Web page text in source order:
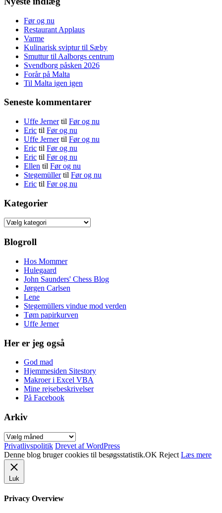
Før og nu
Restaurant Applaus
Varme
Kulinarisk sviptur til Sæby
Smuttur til Aalborgs centrum
Svendborg påsken 2026
Forår på Malta
Til Malta igen igen
Seneste kommentarer
Uffe Jernertil Før og nu
Eric til Før og nu
Uffe Jernertil Før og nu
Eric til Før og nu
Eric til Før og nu
Ellen til Før og nu
Stegemüllertil Før og nu
Eric til Før og nu
Kategorier
Kategorier
Blogroll
Hos Mommer
Hulegaard
John Saunders' Chess Blog
Jørgen Carlsen
Lene
Stegemüllers vindue mod verden
Tøm papirkurven
Uffe Jerner
Her er jeg også
God mad
Hjemmesiden Sitestory
Makroer i Excel VBA
Mine rejsebeskrivelser
På Facebook
Arkiv
Arkiv
Privatlivspolitik Drevet af WordPress
Denne blog bruger cookies til besøgsstatistik.OK Reject Læs mere
Luk
Privacy Overview